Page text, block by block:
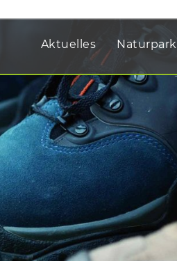
Aktuelles Naturpark